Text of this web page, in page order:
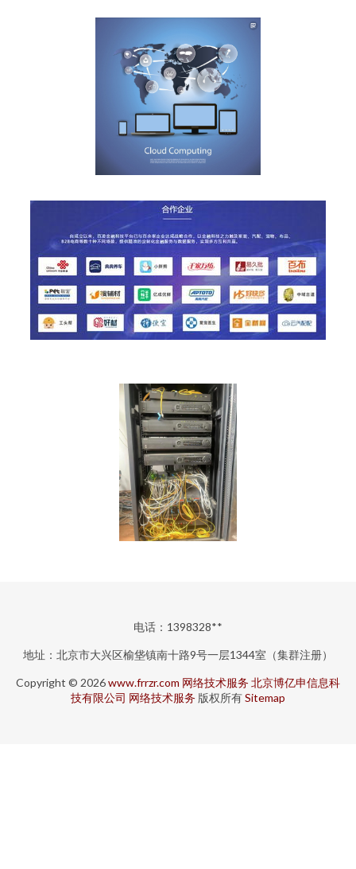
电话：1398328**
地址：北京市大兴区榆垡镇南十路9号一层1344室（集群注册）
Copyright © 2026www.frrzr.com 网络技术服务 北京博亿申信息科
技有限公司 网络技术服务 版权所有Sitemap